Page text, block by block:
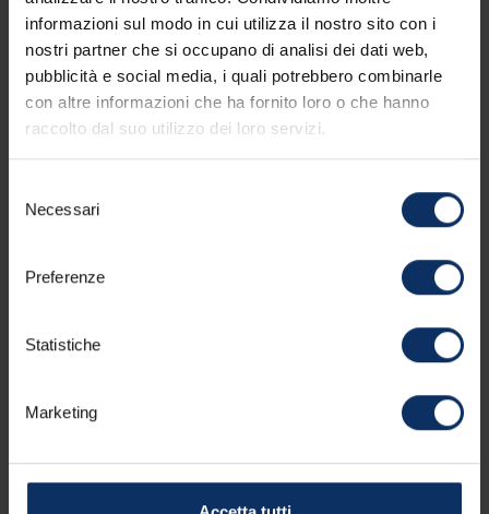
informazioni sul modo in cui utilizza il nostro sito con i
nostri partner che si occupano di analisi dei dati web,
pubblicità e social media, i quali potrebbero combinarle
con altre informazioni che ha fornito loro o che hanno
raccolto dal suo utilizzo dei loro servizi.
delNecessari
Preferenze
Statistiche
Marketing
Visualizza tutto
Oggi Cancella Chiudi
+ AGGIUNGI ALLOGGIO
Cognome *